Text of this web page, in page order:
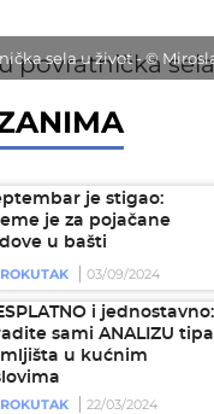
sela u život - ©
je stigao:
je za pojačane
u bašti
03/09/2024
i jednostavno:
sami ANALIZU tipa
u kućnim
22/03/2024